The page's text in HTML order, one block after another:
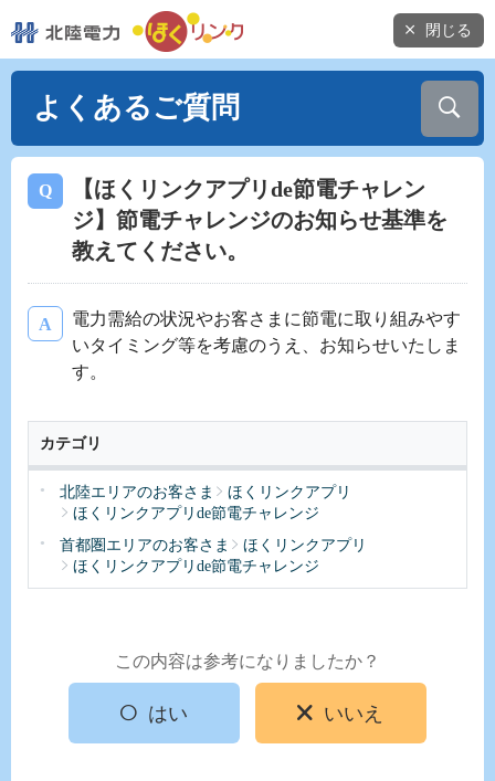
閉じる
よくあるご質問
【ほくリンクアプリde節電チャレン
ジ】節電チャレンジのお知らせ基準を
教えてください。
電力需給の状況やお客さまに節電に取り組みやす
いタイミング等を考慮のうえ、お知らせいたしま
す。
カテゴリ
北陸エリアのお客さま
ほくリンクアプリ
ほくリンクアプリde節電チャレンジ
首都圏エリアのお客さま
ほくリンクアプリ
ほくリンクアプリde節電チャレンジ
この内容は参考になりましたか？
はい いいえ